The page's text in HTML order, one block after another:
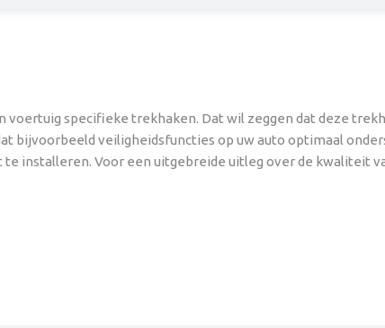
voertuig specifieke trekhaken. Dat wil zeggen dat deze
bijvoorbeeld veiligheidsfuncties op uw auto optimaal
installeren. Voor een uitgebreide uitleg over de kwaliteit